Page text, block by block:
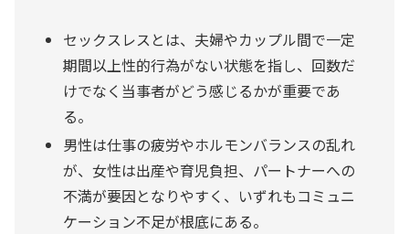
セックスレスとは、夫婦やカップル間で一定
期間以上性的行為がない状態を指し、回数だ
けでなく当事者がどう感じるかが重要であ
る。
男性は仕事の疲労やホルモンバランスの乱れ
が、女性は出産や育児負担、パートナーへの
不満が要因となりやすく、いずれもコミュニ
ケーション不足が根底にある。